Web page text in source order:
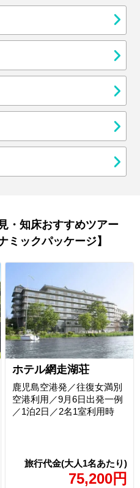
・知床おすすめツアー
ミックパッケージ】
ホテル網走湖荘
75,200円
鹿児島空港発／往復女満別
空港利用／9月6日出発一例
／1泊2日／2名1室利用時